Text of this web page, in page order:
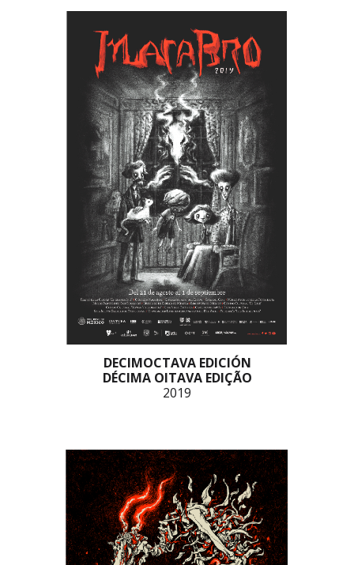
DECIMOCTAVA EDICIÓN
DÉCIMA OITAVA EDIÇÃO
2019